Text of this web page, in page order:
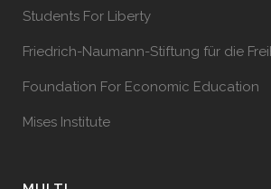
Students For Liberty
Friedrich-Naumann-Stiftung für die
Foundation For Economic Education
Mises Institute